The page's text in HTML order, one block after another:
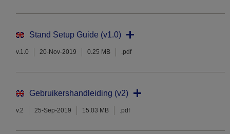
Stand Setup Guide (v1.0)
v.1.0 20-Nov-2019 0.25 MB .pdf
Gebruikershandleiding (v2)
v.2 25-Sep-2019 15.03 MB .pdf